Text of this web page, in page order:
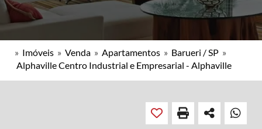
» Imóveis » Venda » Apartamentos » Barueri / SP »
Alphaville Centro Industrial e Empresarial - Alphaville